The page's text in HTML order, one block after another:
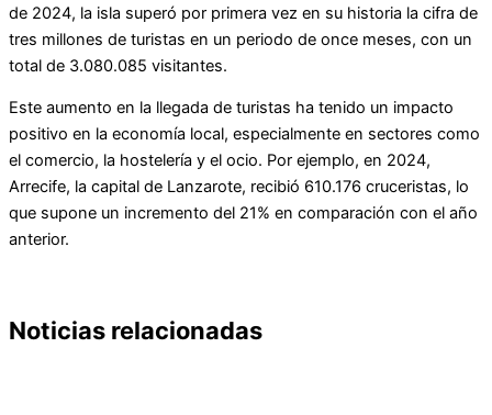
de 2024, la isla superó por primera vez en su historia la cifra de
tres millones de turistas en un periodo de once meses, con un
total de 3.080.085 visitantes.
Este aumento en la llegada de turistas ha tenido un impacto
positivo en la economía local, especialmente en sectores como
el comercio, la hostelería y el ocio. Por ejemplo, en 2024,
Arrecife, la capital de Lanzarote, recibió 610.176 cruceristas, lo
que supone un incremento del 21% en comparación con el año
anterior.
Noticias relacionadas